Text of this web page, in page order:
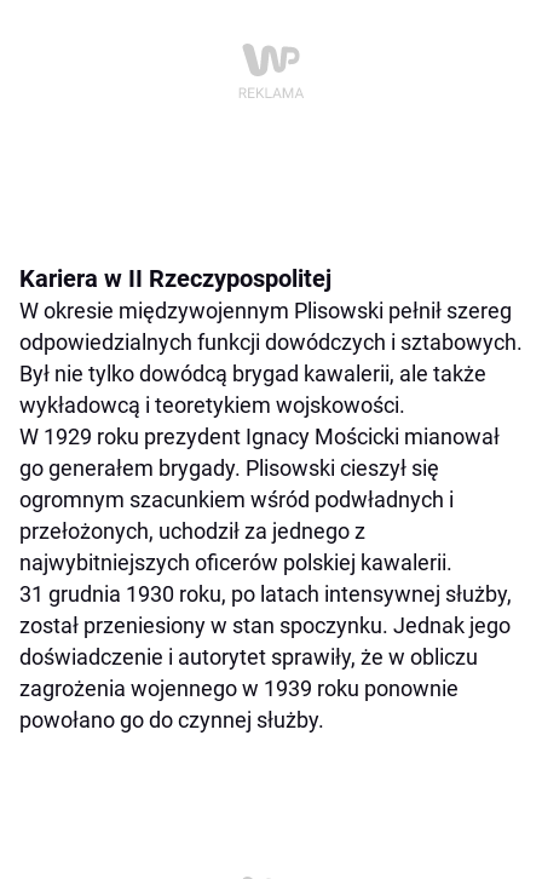
Kariera w II Rzeczypospolitej
W okresie międzywojennym Plisowski pełnił szereg
odpowiedzialnych funkcji dowódczych i sztabowych.
Był nie tylko dowódcą brygad kawalerii, ale także
wykładowcą i teoretykiem wojskowości.
W 1929 roku prezydent Ignacy Mościcki mianował
go generałem brygady. Plisowski cieszył się
ogromnym szacunkiem wśród podwładnych i
przełożonych, uchodził za jednego z
najwybitniejszych oficerów polskiej kawalerii.
31 grudnia 1930 roku, po latach intensywnej służby,
został przeniesiony w stan spoczynku. Jednak jego
doświadczenie i autorytet sprawiły, że w obliczu
zagrożenia wojennego w 1939 roku ponownie
powołano go do czynnej służby.